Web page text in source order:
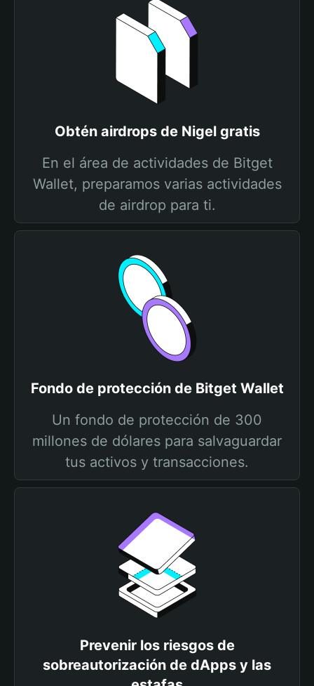
Obtén airdrops de Nigel gratis
En el área de actividades de Bitget
Wallet, preparamos varias actividades
de airdrop para ti.
Fondo de protección de Bitget Wallet
Un fondo de protección de 300
millones de dólares para salvaguardar
tus activos y transacciones.
Prevenir los riesgos de
sobreautorización de dApps y las